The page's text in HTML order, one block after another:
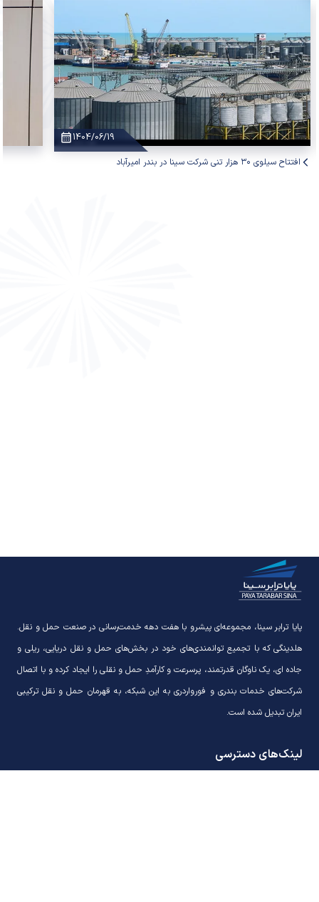
افتتاح سیلوی ۳۰ هزار تنی شرکت سینا در بندر امیرآباد
1404/06/19
پایا ترابر سینا، مجموعه‌ای پیشرو با هفت دهه خدمت‌رسانی در صنعت حمل و نقل.
هلدینگی که با تجمیع توانمندی‌های خود در بخش‌های حمل و نقل دریایی، ریلی و
جاده ای، یک ناوگان قدرتمند، پرسرعت و کارآمدِ حمل و نقلی را ایجاد کرده و با اتصال
شرکت‌های خدمات بندری و فورواردری به این شبکه، به قهرمان حمل و نقل ترکیبی
ایران تبدیل شده است.
لینک‌های دسترسی